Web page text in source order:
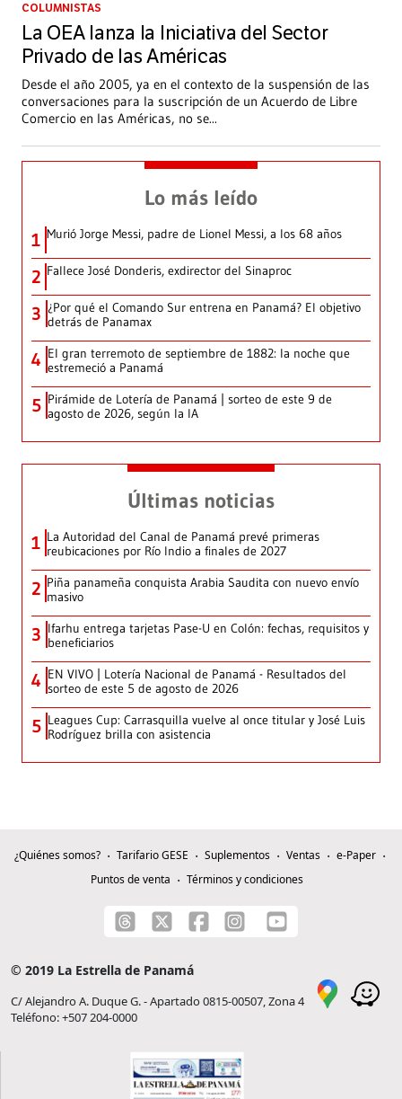
COLUMNISTAS
La OEA lanza la Iniciativa del Sector
Privado de las Américas
Desde el año 2005, ya en el contexto de la suspensión de las
conversaciones para la suscripción de un Acuerdo de Libre
Comercio en las Américas, no se...
Lo más leído
1 Murió Jorge Messi, padre de Lionel Messi, a los 68 años
2 Fallece José Donderis, exdirector del Sinaproc
3 ¿Por qué el Comando Sur entrena en Panamá? El objetivo
detrás de Panamax
4 El gran terremoto de septiembre de 1882: la noche que
estremeció a Panamá
5 Pirámide de Lotería de Panamá | sorteo de este 9 de
agosto de 2026, según la IA
Últimas noticias
1 La Autoridad del Canal de Panamá prevé primeras
reubicaciones por Río Indio a finales de 2027
2 Piña panameña conquista Arabia Saudita con nuevo envío
masivo
3 Ifarhu entrega tarjetas Pase-U en Colón: fechas, requisitos y
beneficiarios
4 EN VIVO | Lotería Nacional de Panamá - Resultados del
sorteo de este 5 de agosto de 2026
5 Leagues Cup: Carrasquilla vuelve al once titular y José Luis
Rodríguez brilla con asistencia
¿Quiénes somos? Tarifario GESE Suplementos Ventas
e-Paper
Puntos de venta
Términos y condiciones
© 2019 La Estrella de Panamá
C/ Alejandro A. Duque G. - Apartado 0815-00507, Zona 4
Teléfono: +507 204-0000